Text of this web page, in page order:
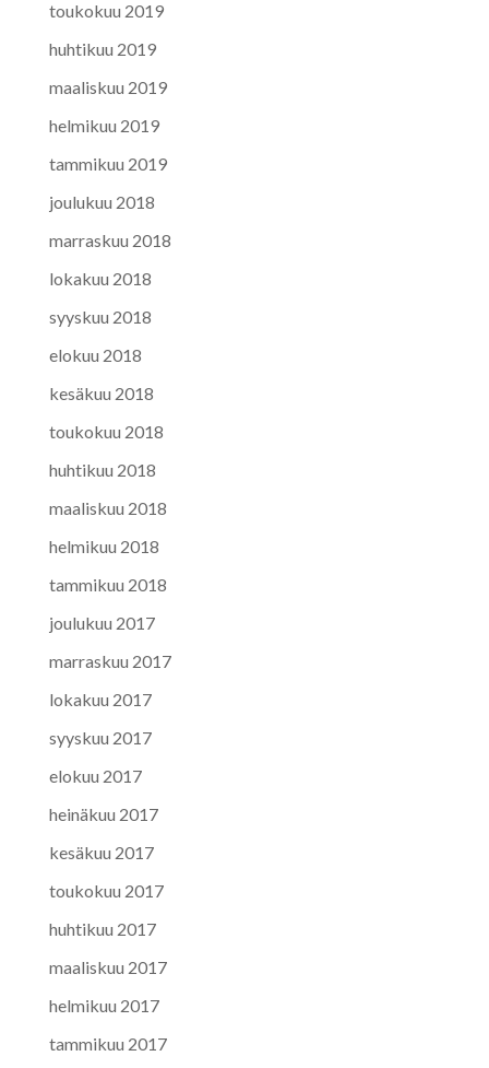
toukokuu 2019
huhtikuu 2019
maaliskuu 2019
helmikuu 2019
tammikuu 2019
joulukuu 2018
marraskuu 2018
lokakuu 2018
syyskuu 2018
elokuu 2018
kesäkuu 2018
toukokuu 2018
huhtikuu 2018
maaliskuu 2018
helmikuu 2018
tammikuu 2018
joulukuu 2017
marraskuu 2017
lokakuu 2017
syyskuu 2017
elokuu 2017
heinäkuu 2017
kesäkuu 2017
toukokuu 2017
huhtikuu 2017
maaliskuu 2017
helmikuu 2017
tammikuu 2017